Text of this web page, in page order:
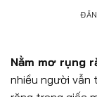
Nằm mơ rụng
nhiều người vẫn